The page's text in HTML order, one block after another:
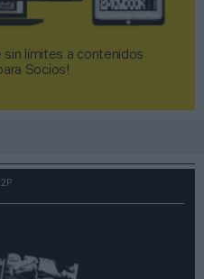
sin límites a contenidos
Socios!​​​​​​​
2P